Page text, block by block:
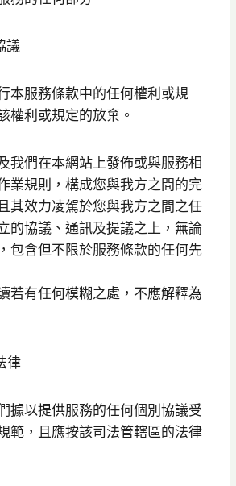
議
本服務條款中的任何權利或規
權利或規定的放棄。
我們在本網站上發佈或與服務相
業規則，構成您與我方之間的完
其效力凌駕於您與我方之間之任
的協議、通訊及提議之上，無論
包含但不限於服務條款的任何先
若有任何模糊之處，不應解釋為
律
據以提供服務的任何個別協議受
範，且應按該司法管轄區的法律